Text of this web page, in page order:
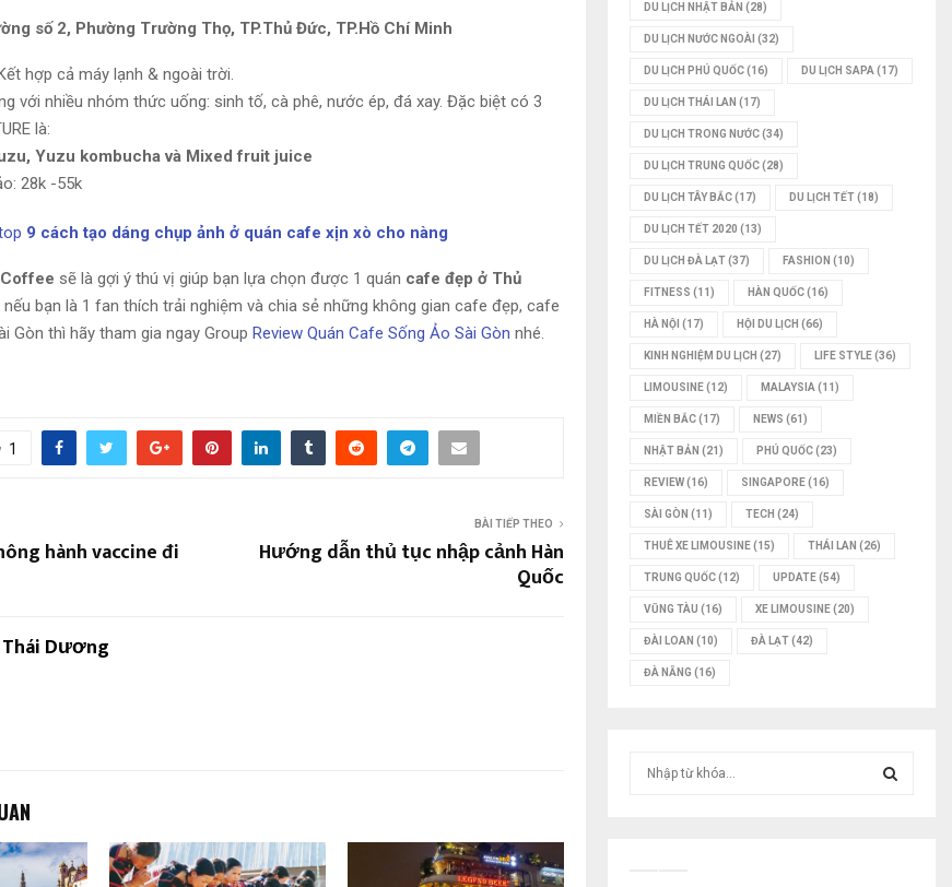
số 2, Phường Trường Thọ, TP.Thủ Đức, TP.Hồ Chí Minh
hợp cả máy lạnh & ngoài trời.
với nhiều nhóm thức uống: sinh tố, cà phê, nước ép, đá xay. Đặc biệt có 3
là:
Yuzu kombucha và Mixed fruit juice
28k -55k
9 cách tạo dáng chụp ảnh ở quán cafe xịn xò cho nàng
sẽ là gợi ý thú vị giúp bạn lựa chọn được 1 quán cafe đẹp ở Thủ
nếu bạn là 1 fan thích trải nghiệm và chia sẻ những không gian cafe đẹp, cafe
Gòn thì hãy tham gia ngay Group Review Quán Cafe Sống Ảo Sài Gòn nhé.
1
hành vaccine đi
BÀI TIẾP THEO
Hướng dẫn thủ tục nhập cảnh Hàn
Quốc
Thái Dương
DU LỊCH NHẬT BẢN (28)
DU LỊCH NƯỚC NGOÀI (32)
DU LỊCH PHÚ QUỐC(16) DU LỊCH SAPA (17)
DU LỊCH THÁI LAN (17)
DU LỊCH TRONG NƯỚC(34)
DU LỊCH TRUNG QUỐC(28)
DU LỊCH TÂY BẮC(17) DU LỊCH TẾT(18)
DU LỊCH TẾT 2020 (13)
DU LỊCH ĐÀ LẠT(37) FASHION (10)
FITNESS (11) HÀN QUỐC(16)
HÀ NỘI (17) HỘI DU LỊCH (66)
KINH NGHIỆM DU LỊCH (27) LIFE STYLE(36)
LIMOUSINE(12) MALAYSIA (11)
MIỀN BẮC(17) NEWS (61)
NHẬT BẢN (21) PHÚ QUỐC(23)
REVIEW(16) SINGAPORE(16)
SÀI GÒN (11) TECH (24)
THUÊ XE LIMOUSINE(15) THÁI LAN (26)
TRUNG QUỐC(12) UPDATE(54)
VŨNG TÀU (16) XE LIMOUSINE(20)
ĐÀI LOAN (10) ĐÀ LẠT(42)
ĐÀ NẴNG (16)